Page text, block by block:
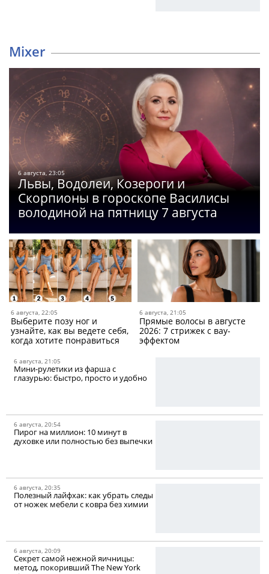
Mixer
6 августа, 23:05
Львы, Водолеи, Козероги и
Скорпионы в гороскопе Василисы
володиной на пятницу 7 августа
6 августа, 22:05
Выберите позу ног и
узнайте, как вы ведете себя,
когда хотите понравиться
6 августа, 21:05
Прямые волосы в августе
2026: 7 стрижек с вау-
эффектом
6 августа, 21:05
Мини-рулетики из фарша c
глазурью: быстро, просто и удобно
6 августа, 20:54
Пирог на миллион: 10 минут в
духовке или полностью без выпечки
6 августа, 20:35
Полезный лайфхак: как убрать следы
от ножек мебели с ковра без химии
6 августа, 20:09
Секрет самой нежной яичницы:
метод, покоривший The New York